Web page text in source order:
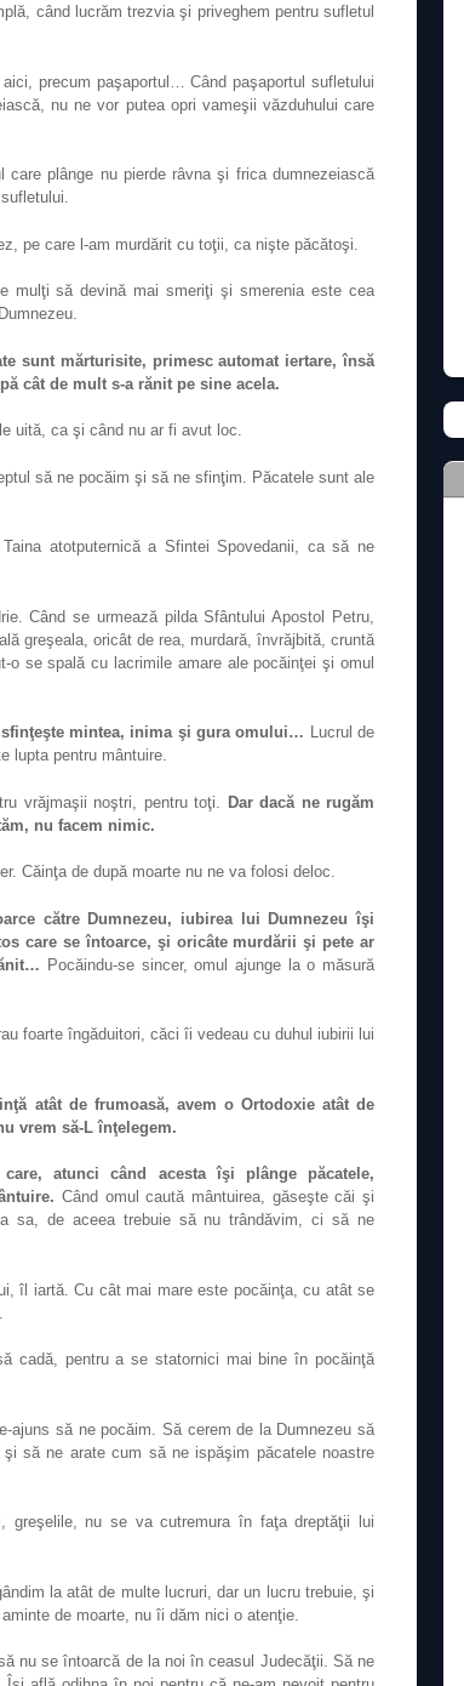
când lucrăm trezvia şi priveghem pentru sufletul
precum paşaportul… Când paşaportul sufletului
nu ne vor putea opri vameşii văzduhului care
plânge nu pierde râvna şi frica dumnezeiască
pe care l-am murdărit cu toţii, ca nişte păcătoşi.
mulţi să devină mai smeriţi şi smerenia este cea
sunt mărturisite, primesc automat iertare, însă
cât de mult s-a rănit pe sine acela.
uită, ca şi când nu ar fi avut loc.
să ne pocăim şi să ne sfinţim. Păcatele sunt ale
atotputernică a Sfintei Spovedanii, ca să ne
Când se urmează pilda Sfântului Apostol Petru,
greşeala, oricât de rea, murdară, învrăjbită, cruntă
se spală cu lacrimile amare ale pocăinţei şi omul
mintea, inima şi gura omului… Lucrul de
lupta pentru mântuire.
vrăjmaşii noştri, pentru toţi.
Dar dacă ne rugăm
nu facem nimic.
Căinţa de după moarte nu ne va folosi deloc.
către Dumnezeu, iubirea lui Dumnezeu îşi
care se întoarce, şi oricâte murdării şi pete ar
Pocăindu-se sincer, omul ajunge la o măsură
foarte îngăduitori, căci îi vedeau cu duhul iubirii lui
atât de frumoasă, avem o Ortodoxie atât de
vrem să-L înţelegem.
atunci când acesta îşi plânge păcatele,
Când omul caută mântuirea, găseşte căi şi
sa, de aceea trebuie să nu trândăvim, ci să ne
îl iartă. Cu cât mai mare este pocăinţa, cu atât se
cadă, pentru a se statornici mai bine în pocăinţă
ajuns să ne pocăim. Să cerem de la Dumnezeu să
să ne arate cum să ne ispăşim păcatele noastre
nu se va cutremura în faţa dreptăţii lui
la atât de multe lucruri, dar un lucru trebuie, şi
de moarte, nu îi dăm nici o atenţie.
nu se întoarcă de la noi în ceasul Judecăţii. Să ne